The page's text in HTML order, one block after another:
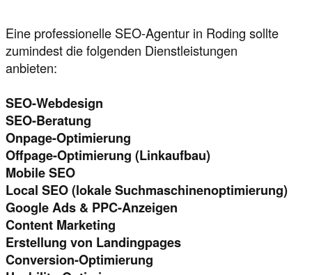
Eine professionelle SEO-Agentur in Roding sollte
zumindest die folgenden Dienstleistungen
anbieten:
SEO-Webdesign
SEO-Beratung
Onpage-Optimierung
Offpage-Optimierung (Linkaufbau)
Mobile SEO
Local SEO (lokale Suchmaschinenoptimierung)
Google Ads & PPC-Anzeigen
Content Marketing
Erstellung von Landingpages
Conversion-Optimierung